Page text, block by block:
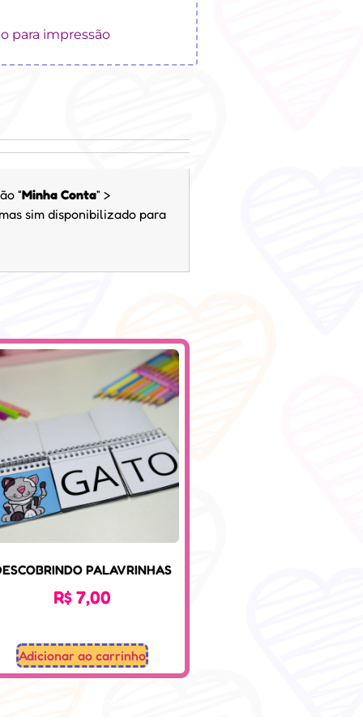
para impressão
“Minha Conta” >
sim disponibilizado para
PALAVRINHAS
R$7,00
Adicionar ao carrinho